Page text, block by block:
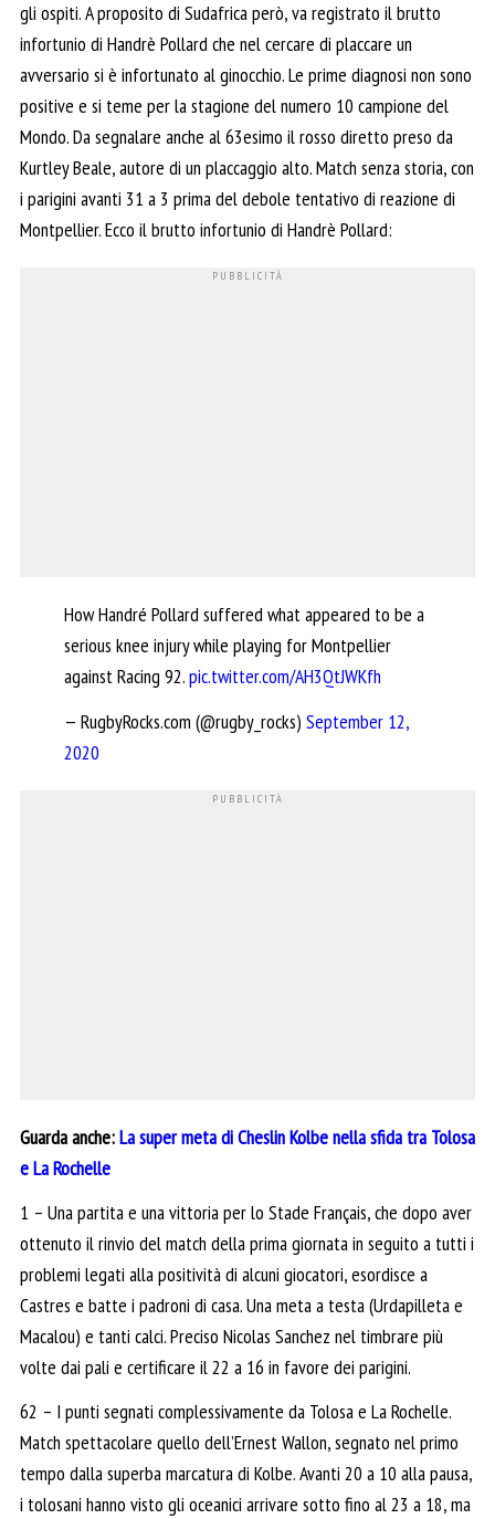
gli ospiti. A proposito di Sudafrica però, va registrato il brutto
infortunio di Handrè Pollard che nel cercare di placcare un
avversario si è infortunato al ginocchio. Le prime diagnosi non sono
positive e si teme per la stagione del numero 10 campione del
Mondo. Da segnalare anche al 63esimo il rosso diretto preso da
Kurtley Beale, autore di un placcaggio alto. Match senza storia, con
i parigini avanti 31 a 3 prima del debole tentativo di reazione di
Montpellier. Ecco il brutto infortunio di Handrè Pollard:
How Handré Pollard suffered what appeared to be a
serious knee injury while playing for Montpellier
against Racing 92.pic.twitter.com/AH3QtJWKfh
— RugbyRocks.com (@rugby_rocks) September 12,
2020
Guarda anche:La super meta di Cheslin Kolbe nella sfida tra Tolosa
e La Rochelle
1 – Una partita e una vittoria per lo Stade Français, che dopo aver
ottenuto il rinvio del match della prima giornata in seguito a tutti i
problemi legati alla positività di alcuni giocatori, esordisce a
Castres e batte i padroni di casa. Una meta a testa (Urdapilleta e
Macalou) e tanti calci. Preciso Nicolas Sanchez nel timbrare più
volte dai pali e certificare il 22 a 16 in favore dei parigini.
62 – I punti segnati complessivamente da Tolosa e La Rochelle.
Match spettacolare quello dell’Ernest Wallon, segnato nel primo
tempo dalla superba marcatura di Kolbe. Avanti 20 a 10 alla pausa,
i tolosani hanno visto gli oceanici arrivare sotto fino al 23 a 18, ma